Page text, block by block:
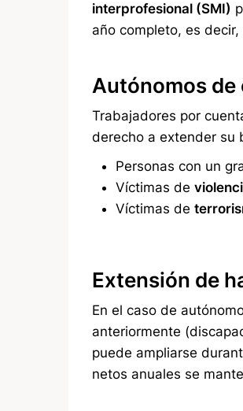
interprofesional (SMI)
año completo, es decir,
Autónomos
Trabajadores por
derecho a extender su
Personas con un
Víctimas de
Víctimas de
Extensión de
En el caso de
anteriormente
puede ampliarse
netos anuales se